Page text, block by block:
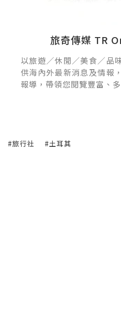
旅奇傳媒 TR
以旅遊／休閒／美食／品
供海內外最新消息及情報
報導，帶領您閱覽豐富、
#旅行社 #土耳其